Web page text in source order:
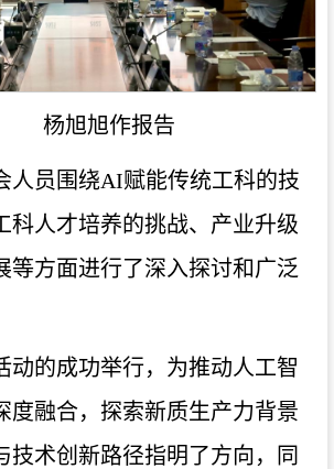
杨旭旭作报告
人员围绕AI赋能传统工科的技
科人才培养的挑战、产业升级
等方面进行了深入探讨和广泛
动的成功举行，为推动人工智
度融合，探索新质生产力背景
技术创新路径指明了方向，同